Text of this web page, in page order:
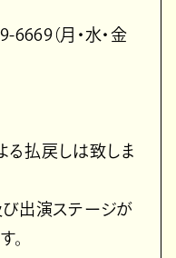
6669（月・水・金
る払戻しは致しま
び出演ステージが
。